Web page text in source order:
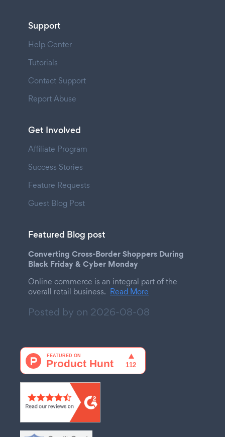
Support
Help Center
Tutorials
Contact Support
Report Abuse
Get Involved
Affiliate Program
Success Stories
Feature Requests
Guest Blog Post
Featured Blog post
Converting Cross-Border Shoppers During
Black Friday & Cyber Monday
Online commerce is an integral part of the
overall retail business. Read More
Posted by on 2026-08-08